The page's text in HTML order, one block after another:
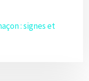
: signes et